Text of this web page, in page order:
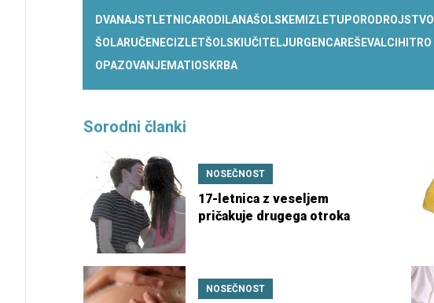
DVANAJSTLETNICARODILANAŠOLSKEM IZLETU POROD ROJSTVO
ŠOLARUČENEC IZLETŠOLSKI UČITELJURGENCAREŠEVALCI HITRO
OPAZOVANJEMATI OSKRBA
Sorodni članki
NOSEČNOST
17-letnica z veseljem
pričakuje drugega otroka
NOSEČNOST